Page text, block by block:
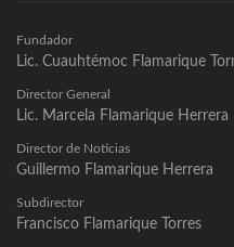
Fundador
Lic. Cuauhtémoc Flamarique
Director General
Lic. Marcela Flamarique Herrera
Director de Noticias
Guillermo Flamarique Herrera
Subdirector
Francisco Flamarique Torres